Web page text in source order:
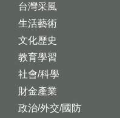
台灣采風
生活藝術
文化歷史
教育學習
社會/科學
財金產業
政治/外交/國防